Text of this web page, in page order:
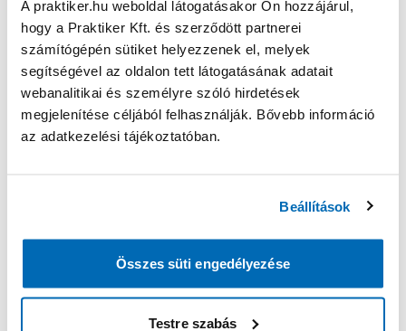
A praktiker.hu weboldal látogatásakor Ön hozzájárul,
hogy a Praktiker Kft. és szerződött partnerei
számítógépén sütiket helyezzenek el, melyek
segítségével az oldalon tett látogatásának adatait
webanalitikai és személyre szóló hirdetések
megjelenítése céljából felhasználják. Bővebb információ
az adatkezelési tájékoztatóban.
Beállítások
Összes süti engedélyezése
Testre szabás
Oldal újratöltése